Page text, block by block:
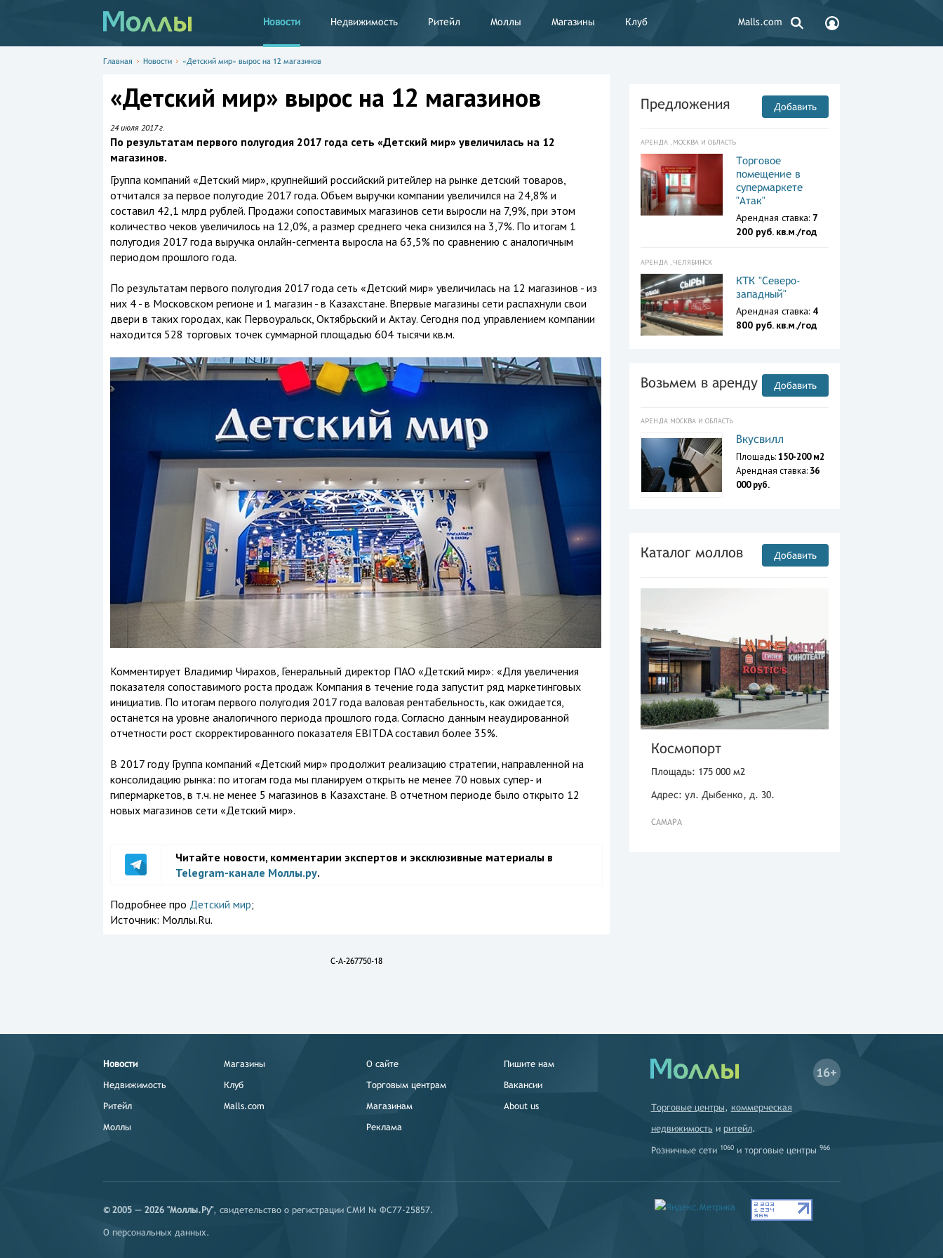
Новости Недвижимость Ритейл Моллы Магазины Клуб Malls.com
Главная Новости «Детский мир» вырос на 12 магазинов
«Детский мир» вырос на 12 магазинов
24 июля 2017 г.
По результатам первого полугодия 2017 года сеть «Детский мир» увеличилась на 12
магазинов.
Группа компаний «Детский мир», крупнейший российский ритейлер на рынке детский товаров,
отчитался за первое полугодие 2017 года. Объем выручки компании увеличился на 24,8% и
составил 42,1 млрд рублей. Продажи сопоставимых магазинов сети выросли на 7,9%, при этом
количество чеков увеличилось на 12,0%, а размер среднего чека снизился на 3,7%. По итогам 1
полугодия 2017 года выручка онлайн-сегмента выросла на 63,5% по сравнению с аналогичным
периодом прошлого года.
По результатам первого полугодия 2017 года сеть «Детский мир» увеличилась на 12 магазинов - из
них 4 - в Московском регионе и 1 магазин - в Казахстане. Впервые магазины сети распахнули свои
двери в таких городах, как Первоуральск, Октябрьский и Актау. Сегодня под управлением компании
находится 528 торговых точек суммарной площадью 604 тысячи кв.м.
Комментирует Владимир Чирахов, Генеральный директор ПАО «Детский мир»: «Для увеличения
показателя сопоставимого роста продаж Компания в течение года запустит ряд маркетинговых
инициатив. По итогам первого полугодия 2017 года валовая рентабельность, как ожидается,
останется на уровне аналогичного периода прошлого года. Согласно данным неаудированной
отчетности рост скорректированного показателя EBITDA составил более 35%.
В 2017 году Группа компаний «Детский мир» продолжит реализацию стратегии, направленной на
консолидацию рынка: по итогам года мы планируем открыть не менее 70 новых супер- и
гипермаркетов, в т.ч. не менее 5 магазинов в Казахстане. В отчетном периоде было открыто 12
новых магазинов сети «Детский мир».
Читайте новости, комментарии экспертов и эксклюзивные материалы в
Telegram-канале Моллы.ру.
Подробнее про Детский мир;
Источник: Моллы.Ru.
C-A-267750-18
Предложения Добавить
АРЕНДА , МОСКВА И ОБЛАСТЬ
Торговое
помещение в
супермаркете
"Атак"
Арендная ставка: 7
200 руб. кв.м./год
АРЕНДА , ЧЕЛЯБИНСК
КТК "Северо-
западный"
Арендная ставка: 4
800 руб. кв.м./год
Возьмем в аренду Добавить
АРЕНДА МОСКВА И ОБЛАСТЬ
Вкусвилл
Площадь:150-200 м2
Арендная ставка: 36
000 руб.
Каталог моллов Добавить
Космопорт
Площадь: 175 000 м2
Адрес: ул. Дыбенко, д. 30.
САМАРА
Новости
Недвижимость
Ритейл
Моллы
Магазины
Клуб
Malls.com
О сайте
Торговым центрам
Магазинам
Реклама
Пишите нам
Вакансии
About us
16+
Торговые центры, коммерческая
недвижимость и ритейл.
Розничные сети 1060и торговые центры 966
© 2005 — 2026 "Моллы.Ру", свидетельство о регистрации СМИ № ФС77-25857.
О персональных данных.